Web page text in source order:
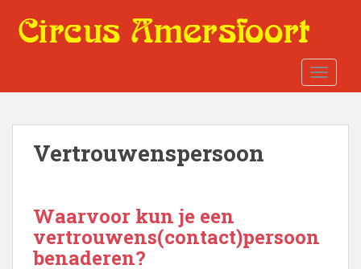
Vertrouwenspersoon
Waarvoor kun je een
vertrouwens(contact)persoon
benaderen?